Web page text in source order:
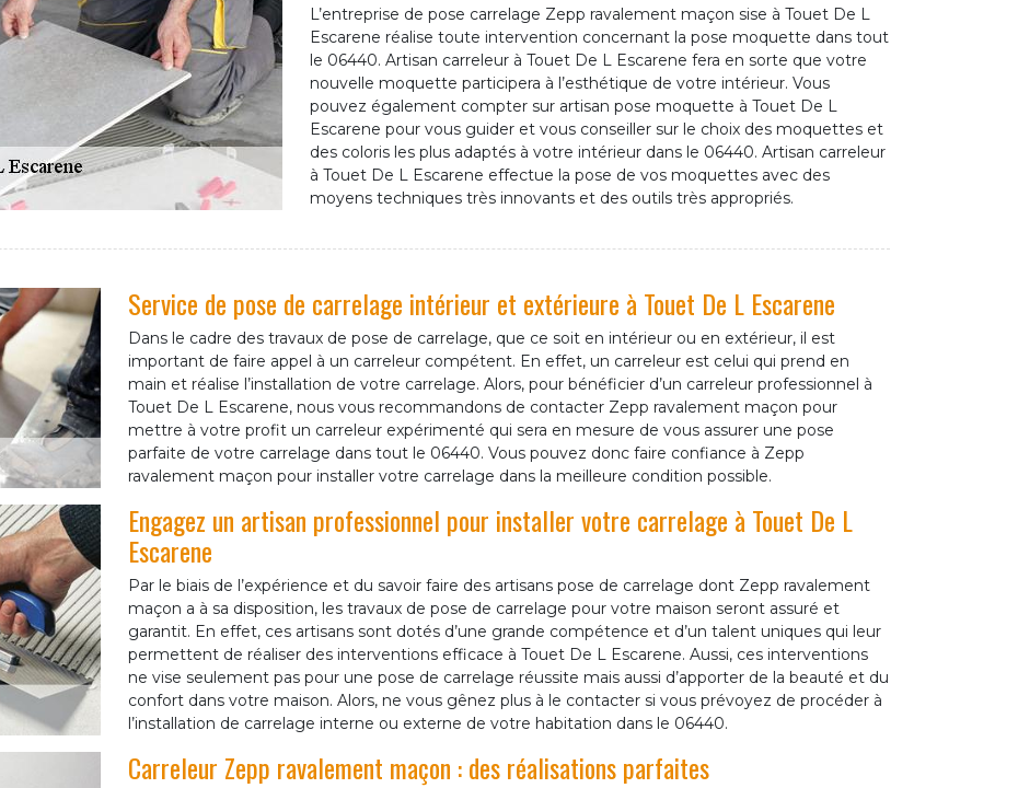
L’entreprise de pose carrelage Zepp ravalement maçon sise à Touet De L
Escarene réalise toute intervention concernant la pose moquette dans tout
le 06440. Artisan carreleur à Touet De L Escarene fera en sorte que votre
nouvelle moquette participera à l’esthétique de votre intérieur. Vous
pouvez également compter sur artisan pose moquette à Touet De L
Escarene pour vous guider et vous conseiller sur le choix des moquettes et
des coloris les plus adaptés à votre intérieur dans le 06440. Artisan carreleur
à Touet De L Escarene effectue la pose de vos moquettes avec des
moyens techniques très innovants et des outils très appropriés.
Service de pose de carrelage intérieur et extérieure à Touet De L Escarene
Dans le cadre des travaux de pose de carrelage, que ce soit en intérieur ou en extérieur, il est
important de faire appel à un carreleur compétent. En effet, un carreleur est celui qui prend en
main et réalise l’installation de votre carrelage. Alors, pour bénéficier d’un carreleur professionnel à
Touet De L Escarene, nous vous recommandons de contacter Zepp ravalement maçon pour
mettre à votre profit un carreleur expérimenté qui sera en mesure de vous assurer une pose
parfaite de votre carrelage dans tout le 06440. Vous pouvez donc faire confiance à Zepp
ravalement maçon pour installer votre carrelage dans la meilleure condition possible.
Engagez un artisan professionnel pour installer votre carrelage à Touet De L
Escarene
Par le biais de l’expérience et du savoir faire des artisans pose de carrelage dont Zepp ravalement
maçon a à sa disposition, les travaux de pose de carrelage pour votre maison seront assuré et
garantit. En effet, ces artisans sont dotés d’une grande compétence et d’un talent uniques qui leur
permettent de réaliser des interventions efficace à Touet De L Escarene. Aussi, ces interventions
ne vise seulement pas pour une pose de carrelage réussite mais aussi d’apporter de la beauté et du
confort dans votre maison. Alors, ne vous gênez plus à le contacter si vous prévoyez de procéder à
l’installation de carrelage interne ou externe de votre habitation dans le 06440.
Carreleur Zepp ravalement maçon : des réalisations parfaites